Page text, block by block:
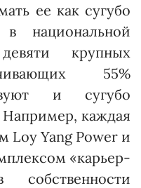
ее как сугубо
национальной
крупных
55%
и сугубо
каждая
Loy Yang Power и
«карьер-